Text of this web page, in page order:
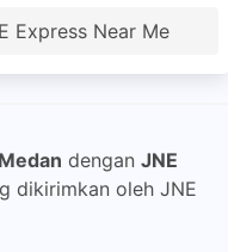
Express Near Me
dengan JNE
dikirimkan oleh JNE